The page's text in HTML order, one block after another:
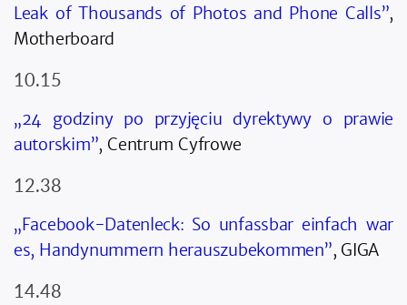
Leak of Thousands of Photos and Phone Calls”,
Motherboard
10.15
„24 godziny po przyjęciu dyrektywy o prawie
autorskim”, Centrum Cyfrowe
12.38
„Facebook-Datenleck: So unfassbar einfach war
es, Handynummern herauszubekommen”, GIGA
14.48